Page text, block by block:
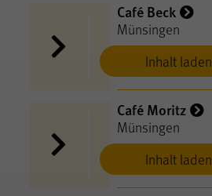
Inhalt laden
Café Beck
Münsingen
Inhalt laden
Café Moritz
Münsingen